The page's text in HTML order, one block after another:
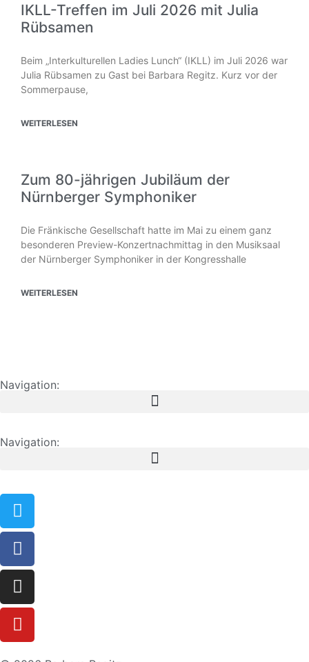
IKLL-Treffen im Juli 2026 mit Julia
Rübsamen
Beim „Interkulturellen Ladies Lunch“ (IKLL) im Juli 2026 war
Julia Rübsamen zu Gast bei Barbara Regitz. Kurz vor der
Sommerpause,
WEITERLESEN
Zum 80-jährigen Jubiläum der
Nürnberger Symphoniker
Die Fränkische Gesellschaft hatte im Mai zu einem ganz
besonderen Preview-Konzertnachmittag in den Musiksaal
der Nürnberger Symphoniker in der Kongresshalle
WEITERLESEN
Navigation:
Navigation: